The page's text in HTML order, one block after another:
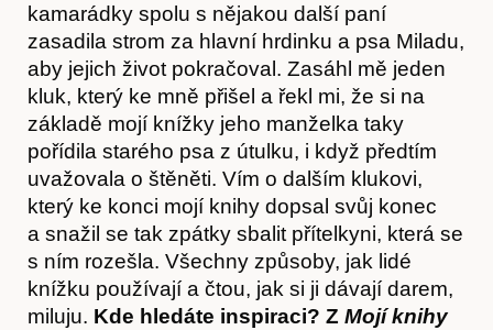
Články
kamarádky spolu s nějakou další paní
zasadila strom za hlavní hrdinku a psa Miladu,
aby jejich život pokračoval. Zasáhl mě jeden
kluk, který ke mně přišel a řekl mi, že si na
základě mojí knížky jeho manželka taky
pořídila starého psa z útulku, i když předtím
uvažovala o štěněti. Vím o dalším klukovi,
který ke konci mojí knihy dopsal svůj konec
a snažil se tak zpátky sbalit přítelkyni, která se
s ním rozešla. Všechny způsoby, jak lidé
knížku používají a čtou, jak si ji dávají darem,
miluju. Kde hledáte inspiraci? Z Mojí knihy